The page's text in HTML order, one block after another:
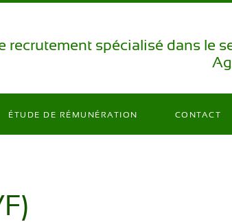
recrutement spécialisé dans le
ÉTUDE DE RÉMUNÉRATION CONTACT